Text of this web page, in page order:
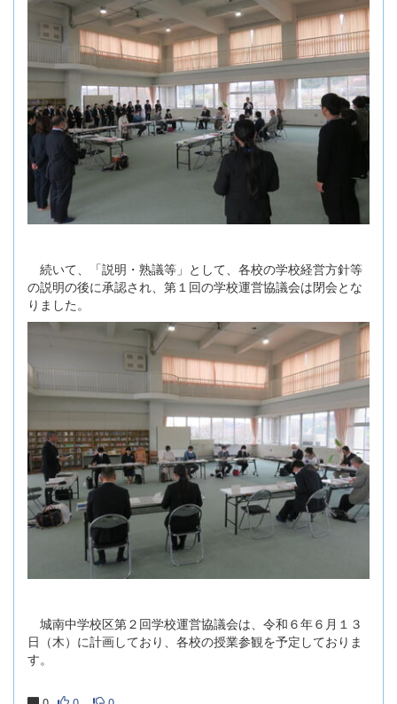
続いて、「説明・熟議等」として、各校の学校経営方針等
の説明の後に承認され、第１回の学校運営協議会は閉会とな
りました。
城南中学校区第２回学校運営協議会は、令和６年６月１３
日（木）に計画しており、各校の授業参観を予定しておりま
す。